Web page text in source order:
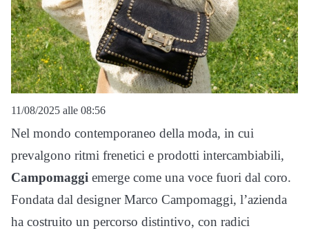
11/08/2025 alle 08:56
Nel mondo contemporaneo della moda, in cui
prevalgono ritmi frenetici e prodotti intercambiabili,
Campomaggi emerge come una voce fuori dal coro.
Fondata dal designer Marco Campomaggi, l’azienda
ha costruito un percorso distintivo, con radici